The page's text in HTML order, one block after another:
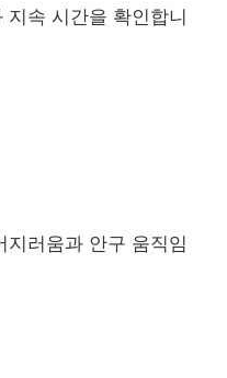
속 시간을 확인합니
지러움과 안구 움직임